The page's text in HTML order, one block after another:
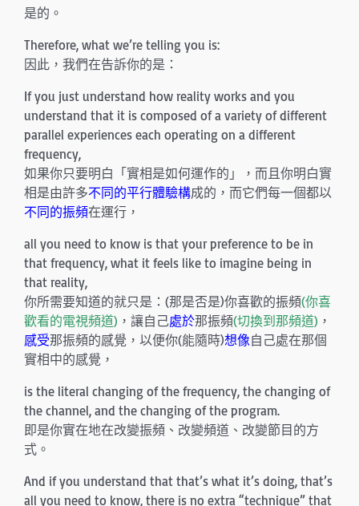
是的。
Therefore, what we’re telling you is:
因此，我們在告訴你的是：
If you just understand how reality works and you
understand that it is composed of a variety of different
parallel experiences each operating on a different
frequency,
如果你只要明白「實相是如何運作的」，而且你明白實
相是由許多不同的平行體驗構成的，而它們每一個都以
不同的振頻在運行，
all you need to know is that your preference to be in
that frequency, what it feels like to imagine being in
that reality,
你所需要知道的就只是：(那是否是)你喜歡的振頻(你喜
歡看的電視頻道) ，讓自己處於那振頻(切換到那頻道) ，
感受那振頻的感覺，以便你(能隨時)想像自己處在那個
實相中的感覺，
is the literal changing of the frequency, the changing of
the channel, and the changing of the program.
即是你實在地在改變振頻、改變頻道、改變節目的方
式。
And if you understand that that’s what it’s doing, that’s
all you need to know, there is no extra “technique” that